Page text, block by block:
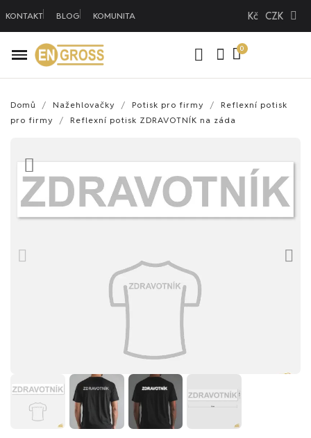
KONTAKT BLOG KOMUNITA Kč CZK
Domů Nažehlovačky Potisk pro firmy
Reflexní potisk
pro firmy
Reflexní potisk ZDRAVOTNÍK na záda